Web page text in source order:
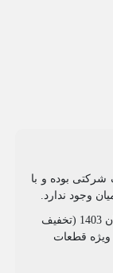
شرکتی بوده و با
وجود ندارد.
***توجه ***فروش ویژه با تخفیف از اول آبان 1403 (تخفیف
قطعات